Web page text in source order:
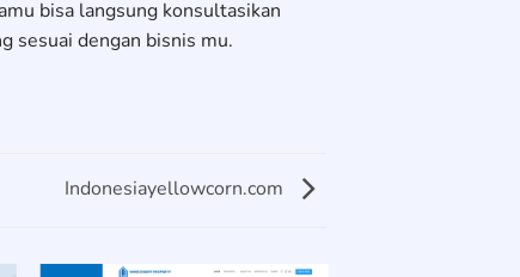
bisa langsung konsultasikan
sesuai dengan bisnis mu.
Indonesiayellowcorn.com